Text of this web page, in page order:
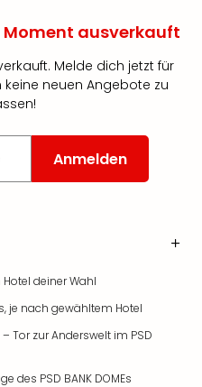
Moment ausverkauft
Melde dich jetzt für
keine neuen Angebote zu
Anmelden
deiner Wahl
je nach gewähltem Hotel
– Tor zur Anderswelt im PSD
des PSD BANK DOMEs